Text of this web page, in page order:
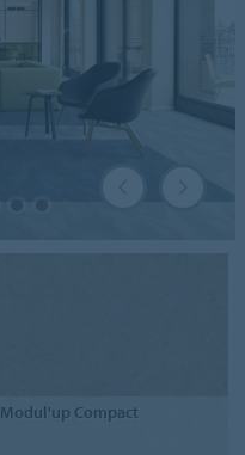
Modul'up Compact